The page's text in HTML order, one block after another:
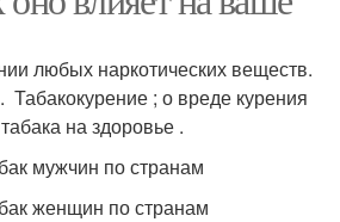
любых наркотических веществ.
Табакокурение ; о вреде курения
на здоровье .
мужчин по странам
женщин по странам